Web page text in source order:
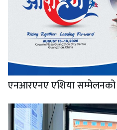
एनआरएनए एशिया सम्मेलनको